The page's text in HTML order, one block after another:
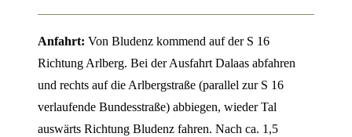
Anfahrt: Von Bludenz kommend auf der S 16
Richtung Arlberg. Bei der Ausfahrt Dalaas abfahren
und rechts auf die Arlbergstraße (parallel zur S 16
verlaufende Bundesstraße) abbiegen, wieder Tal
auswärts Richtung Bludenz fahren. Nach ca. 1,5